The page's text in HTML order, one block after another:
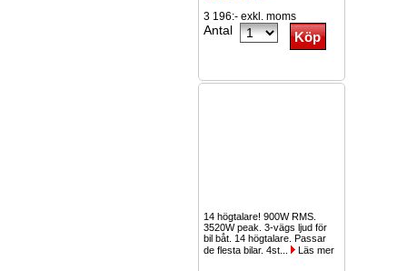
3 196:- exkl. moms
Antal
14 högtalare! 900W RMS.
3520W peak. 3-vägs ljud för
bil båt. 14 högtalare. Passar
de flesta bilar. 4st...
Läs mer